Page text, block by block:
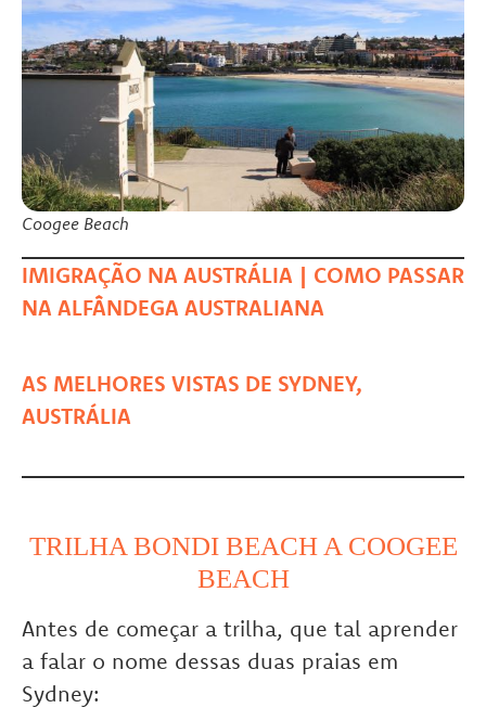
Coogee Beach
IMIGRAÇÃO NA AUSTRÁLIA | COMO PASSAR
NA ALFÂNDEGA AUSTRALIANA
AS MELHORES VISTAS DE SYDNEY,
AUSTRÁLIA
TRILHA BONDI BEACH A COOGEE
BEACH
Antes de começar a trilha, que tal aprender
a falar o nome dessas duas praias em
Sydney: